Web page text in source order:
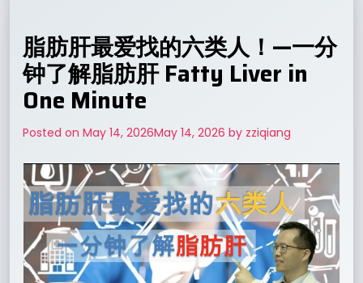
脂肪肝最爱找的六类人！—一分
钟了解脂肪肝 Fatty Liver in
One Minute
Posted on May 14, 2026May 14, 2026 by zziqiang